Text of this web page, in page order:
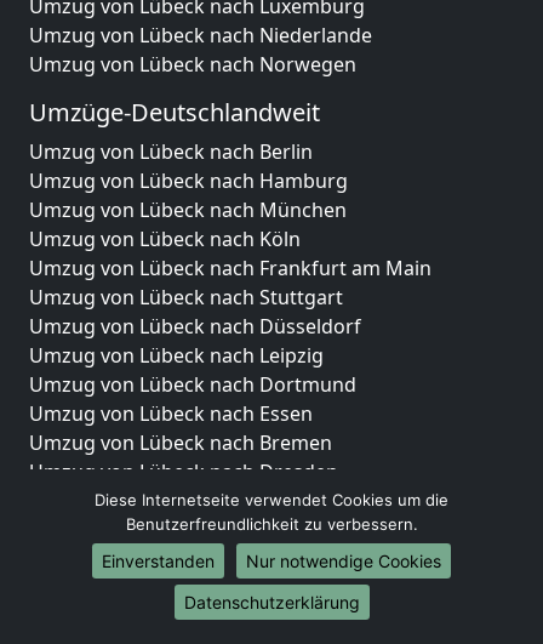
Umzug von Lübeck nach Luxemburg
Umzug von Lübeck nach Niederlande
Umzug von Lübeck nach Norwegen
Umzüge-Deutschlandweit
Umzug von Lübeck nach Berlin
Umzug von Lübeck nach Hamburg
Umzug von Lübeck nach München
Umzug von Lübeck nach Köln
Umzug von Lübeck nach Frankfurt am Main
Umzug von Lübeck nach Stuttgart
Umzug von Lübeck nach Düsseldorf
Umzug von Lübeck nach Leipzig
Umzug von Lübeck nach Dortmund
Umzug von Lübeck nach Essen
Umzug von Lübeck nach Bremen
Umzug von Lübeck nach Dresden
Umzug von Lübeck nach Hannover
Umzug von Lübeck nach Nürnberg
Umzug von Lübeck nach Duisburg
Umzug von Lübeck nach Bochum
Umzug von Lübeck nach Wuppertal
Diese Internetseite verwendet Cookies um die
Benutzerfreundlichkeit zu verbessern.
Einverstanden
Nur notwendige Cookies
Datenschutzerklärung